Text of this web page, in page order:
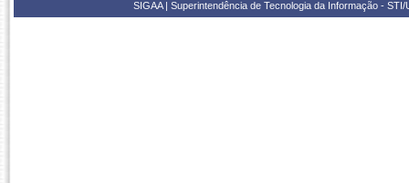
SIGAA | Superintendência de Tecnologia da Informação -